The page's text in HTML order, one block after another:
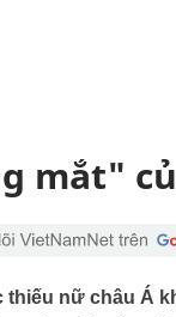
mắt"
nữ châu Á